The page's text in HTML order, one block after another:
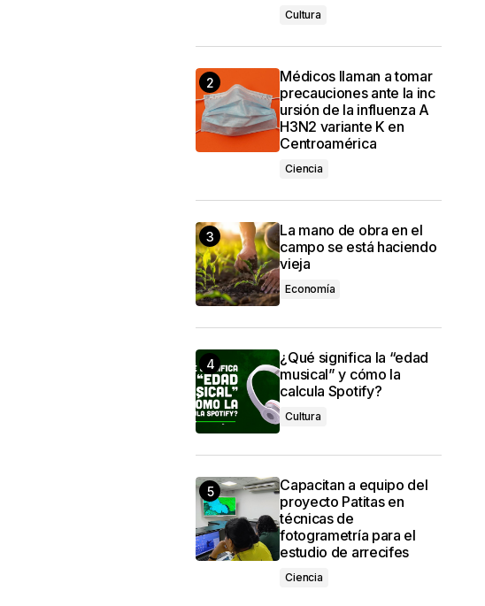
Cultura
Médicos llaman a tomar
precauciones ante la inc
ursión de la influenza A
H3N2 variante K en
Centroamérica
Ciencia
La mano de obra en el
campo se está haciendo
vieja
Economía
¿Qué significa la “edad
musical” y cómo la
calcula Spotify?
Cultura
Capacitan a equipo del
proyecto Patitas en
técnicas de
fotogrametría para el
estudio de arrecifes
Ciencia